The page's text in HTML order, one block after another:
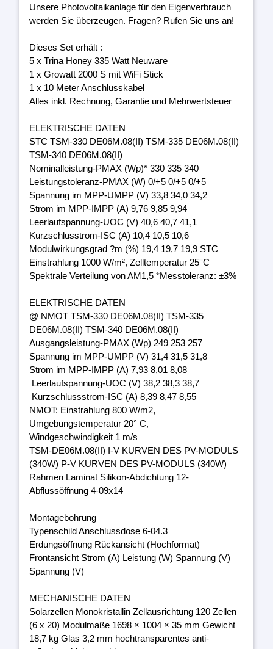
Unsere Photovoltaikanlage für den Eigenverbrauch
werden Sie überzeugen. Fragen? Rufen Sie uns an!
Dieses Set erhält :
5 x Trina Honey 335 Watt Neuware
1 x Growatt 2000 S mit WiFi Stick
1 x 10 Meter Anschlusskabel
Alles inkl. Rechnung, Garantie und Mehrwertsteuer
ELEKTRISCHE DATEN
STC TSM-330 DE06M.08(II) TSM-335 DE06M.08(II)
TSM-340 DE06M.08(II)
Nominalleistung-PMAX (Wp)* 330 335 340
Leistungstoleranz-PMAX (W) 0/+5 0/+5 0/+5
Spannung im MPP-UMPP (V) 33,8 34,0 34,2
Strom im MPP-IMPP (A) 9,76 9,85 9,94
Leerlaufspannung-UOC (V) 40,6 40,7 41,1
Kurzschlusstrom-ISC (A) 10,4 10,5 10,6
Modulwirkungsgrad ?m (%) 19,4 19,7 19,9 STC
Einstrahlung 1000 W/m², Zelltemperatur 25°C
Spektrale Verteilung von AM1,5 *Messtoleranz: ±3%
ELEKTRISCHE DATEN
@ NMOT TSM-330 DE06M.08(II) TSM-335
DE06M.08(II) TSM-340 DE06M.08(II)
Ausgangsleistung-PMAX (Wp) 249 253 257
Spannung im MPP-UMPP (V) 31,4 31,5 31,8
Strom im MPP-IMPP (A) 7,93 8,01 8,08
Leerlaufspannung-UOC (V) 38,2 38,3 38,7
Kurzschlussstrom-ISC (A) 8,39 8,47 8,55
NMOT: Einstrahlung 800 W/m2,
Umgebungstemperatur 20° C,
Windgeschwindigkeit 1 m/s
TSM-DE06M.08(II) I-V KURVEN DES PV-MODULS
(340W) P-V KURVEN DES PV-MODULS (340W)
Rahmen Laminat Silikon-Abdichtung 12-
Abflussöffnung 4-09x14
Montagebohrung
Typenschild Anschlussdose 6-04.3
Erdungsöffnung Rückansicht (Hochformat)
Frontansicht Strom (A) Leistung (W) Spannung (V)
Spannung (V)
MECHANISCHE DATEN
Solarzellen Monokristallin Zellausrichtung 120 Zellen
(6 x 20) Modulmaße 1698 × 1004 × 35 mm Gewicht
18,7 kg Glas 3,2 mm hochtransparentes anti-